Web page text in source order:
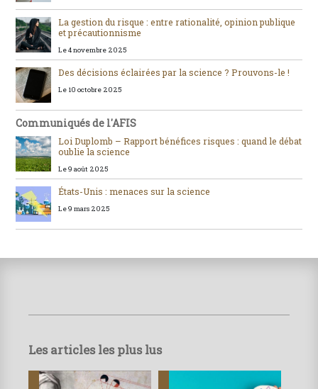
La gestion du risque : entre rationalité, opinion publique
et précautionnisme
Le 4 novembre 2025
Des décisions éclairées par la science ? Prouvons-le !
Le 10 octobre 2025
Communiqués de l'AFIS
Loi Duplomb – Rapport bénéfices risques : quand le débat
oublie la science
Le 9 août 2025
États-Unis : menaces sur la science
Le 9 mars 2025
Les articles les plus lus